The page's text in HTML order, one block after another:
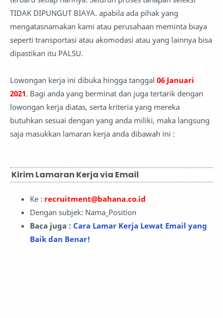
TIDAK DIPUNGUT BIAYA. apabila ada pihak yang
mengatasnamakan kami atau perusahaan meminta biaya
seperti transportasi atau akomodasi atau yang lainnya bisa
dipastikan itu PALSU.
Lowongan kerja ini dibuka hingga tanggal 06 Januari
2021. Bagi anda yang berminat dan juga tertarik dengan
lowongan kerja diatas, serta kriteria yang mereka
butuhkan sesuai dengan yang anda miliki, maka langsung
saja masukkan lamaran kerja anda dibawah ini :
Kirim Lamaran Kerja via Email
Ke : recruitment@bahana.co.id
Dengan subjek: Nama_Position
Baca juga : Cara Lamar Kerja Lewat Email yang
Baik dan Benar!